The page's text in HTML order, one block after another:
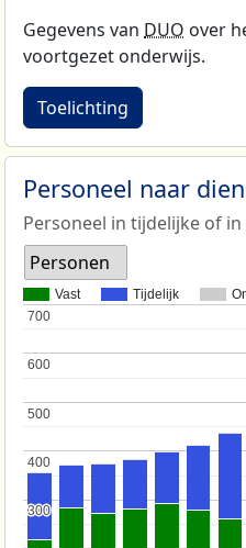
Gegevens van DUO over
voortgezet onderwijs.
Toelichting
Personeel naar
Personeel in tijdelijke of
Personen
Vast Tijdelijk
300
300
400
400
500
500
600
600
700
700